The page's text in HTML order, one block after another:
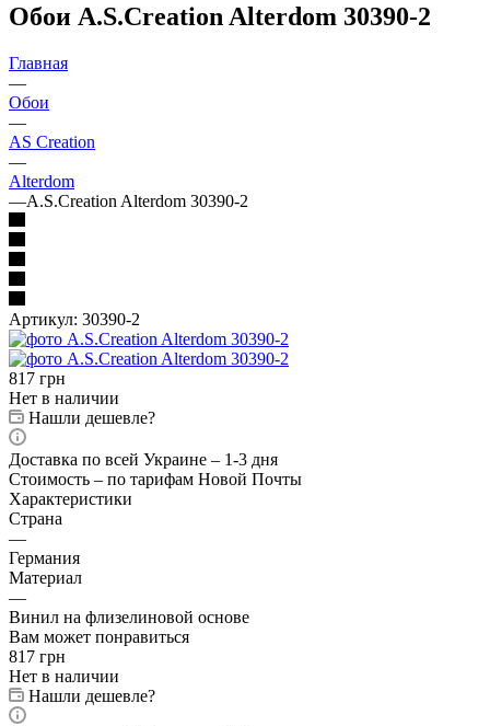
Обои A.S.Creation Alterdom 30390-2
Главная
—
Обои
—
AS Creation
—
Alterdom
—A.S.Creation Alterdom 30390-2
Артикул: 30390-2
817 грн
Нет в наличии
Нашли дешевле?
Доставка по всей Украине – 1-3 дня
Стоимость – по тарифам Новой Почты
Характеристики
Страна
—
Германия
Материал
—
Винил на флизелиновой основе
Вам может понравиться
817 грн
Нет в наличии
Нашли дешевле?